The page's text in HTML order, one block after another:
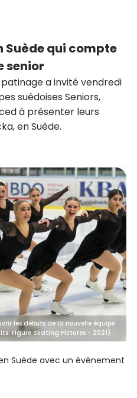
Suède qui compte
senior
a invité vendredi
suédoises Seniors,
à présenter leurs
en Suède.
les débuts de la nouvelle équipe
Figure Skating Pictures - 2021)
Suède avec un événement